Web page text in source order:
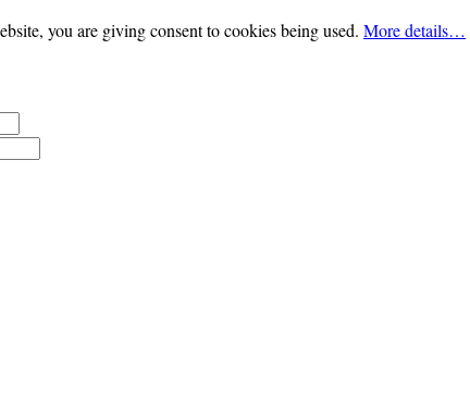
you are giving consent to cookies being used. More details…